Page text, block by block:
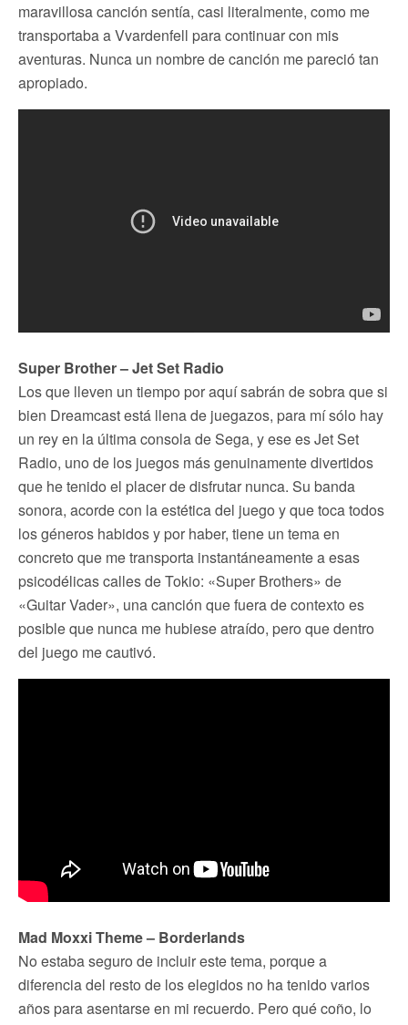
maravillosa canción sentía, casi literalmente, como me
transportaba a Vvardenfell para continuar con mis
aventuras. Nunca un nombre de canción me pareció tan
apropiado.
Super Brother – Jet Set Radio
Los que lleven un tiempo por aquí sabrán de sobra que si
bien Dreamcast está llena de juegazos, para mí sólo hay
un rey en la última consola de Sega, y ese es Jet Set
Radio, uno de los juegos más genuinamente divertidos
que he tenido el placer de disfrutar nunca. Su banda
sonora, acorde con la estética del juego y que toca todos
los géneros habidos y por haber, tiene un tema en
concreto que me transporta instantáneamente a esas
psicodélicas calles de Tokio: «Super Brothers» de
«Guitar Vader», una canción que fuera de contexto es
posible que nunca me hubiese atraído, pero que dentro
del juego me cautivó.
Mad Moxxi Theme – Borderlands
No estaba seguro de incluir este tema, porque a
diferencia del resto de los elegidos no ha tenido varios
años para asentarse en mi recuerdo. Pero qué coño, lo